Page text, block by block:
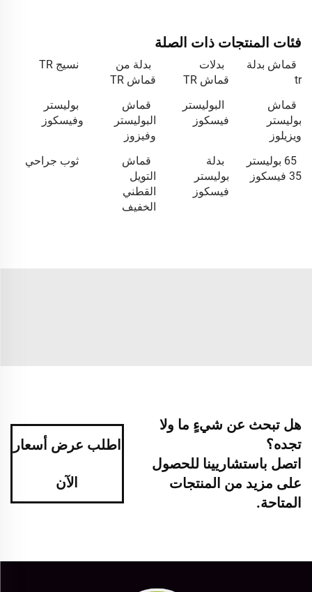
فئات المنتجات ذات الصلة
قماش بدلة
tr
بدلات
قماش TR
بدلة من
قماش TR
نسيج TR
قماش
بوليستر
ويزيلوز
البوليستر
فيسكوز
قماش
البوليستر
وفيزوز
بوليستر
وفيسكوز
65 بوليستر
35 فيسكوز
بدلة
بوليستر
فيسكوز
قماش
التويل
القطني
الخفيف
ثوب جراحي
هل تبحث عن شيءٍ ما ولا
تجده؟
اتصل باستشاريينا للحصول
على مزيد من المنتجات
المتاحة.
اطلب عرض أسعار
الآن